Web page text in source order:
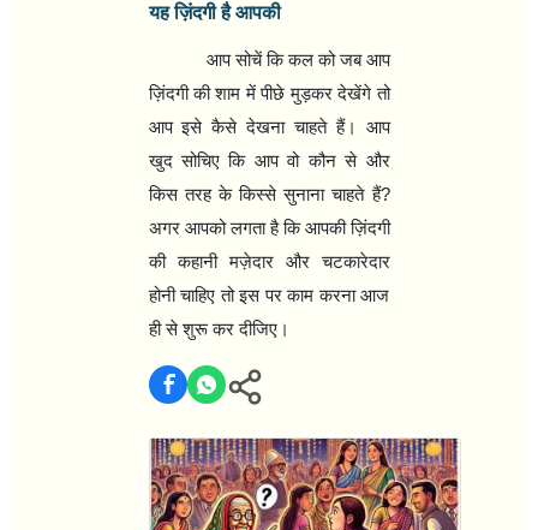
यह ज़िंदगी है आपकी
आप सोचें कि कल को जब आप
ज़िंदगी की शाम में पीछे मुड़कर देखेंगे तो
आप इसे कैसे देखना चाहते हैं। आप
खुद सोचिए कि आप वो कौन से और
किस तरह के किस्से सुनाना चाहते हैं?
अगर आपको लगता है कि आपकी ज़िंदगी
की कहानी मज़ेदार और चटकारेदार
होनी चाहिए तो इस पर काम करना आज
ही से शुरू कर दीजिए।